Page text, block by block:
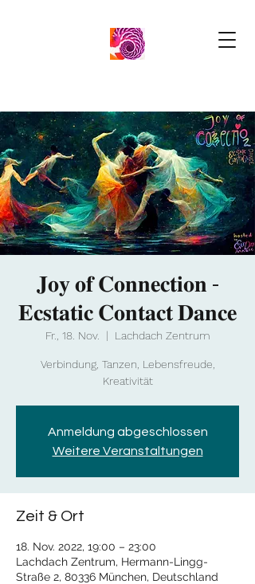
𝐉𝐨𝐲 𝐨𝐟 𝐂𝐨𝐧𝐧𝐞𝐜𝐭𝐢𝐨𝐧 -
𝐄𝐜𝐬𝐭𝐚𝐭𝐢𝐜 𝐂𝐨𝐧𝐭𝐚𝐜𝐭 𝐃𝐚𝐧𝐜𝐞
Fr., 18. Nov.
  |
Lachdach Zentrum
Verbindung, Tanzen, Lebensfreude,
Kreativität
Anmeldung abgeschlossen
Weitere Veranstaltungen
Zeit & Ort
18. Nov. 2022, 19:00 – 23:00
Lachdach Zentrum, Hermann-Lingg-
Straße 2, 80336 München, Deutschland